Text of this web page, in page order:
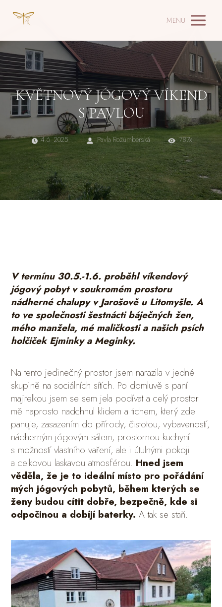
MENU
KVĚTNOVÝ JÓGOVÝ VÍKEND
S PAVLOU
4.6. 2025 Pavla Rožumberská 787x
V termínu 30.5.-1.6. proběhl víkendový
jógový pobyt v soukromém prostoru
nádherné chalupy v Jarošově u Litomyšle.A
to ve společnosti šestnácti báječných žen,
mého manžela, mé maličkosti a našich psích
holčiček Ejminky a Meginky.
Na tento jedinečný prostor jsem narazila v jedné
skupině na sociálních sítích. Po domluvě s paní
majitelkou jsem se sem jela podívat a celý prostor
mě naprosto nadchnul klidem a tichem, který zde
panuje, zasazením do přírody, čistotou, vybaveností,
nádherným jógovým sálem, prostornou kuchyní
s možností vlastního vaření, ale i útulnými pokoji
a celkovou laskavou atmosférou. Hned jsem
věděla, že je to ideální místo pro pořádání
mých jógových pobytů, během kterých se
ženy budou cítit dobře, bezpečně, kde si
odpočinou a dobíjí baterky. A tak se staň.